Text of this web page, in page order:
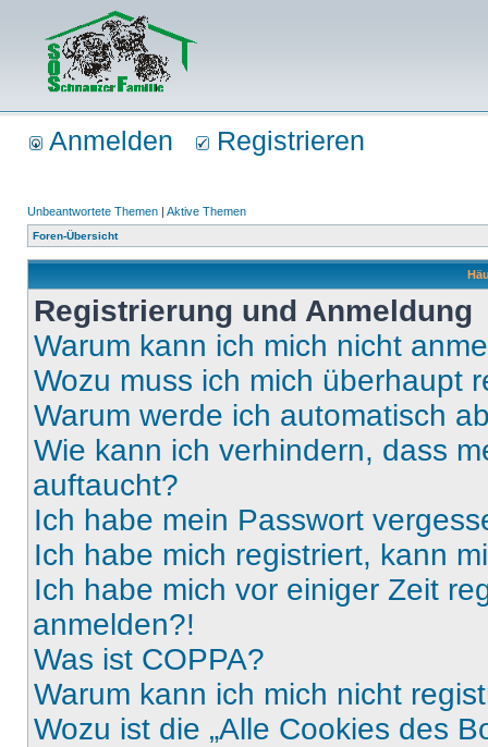
Anmelden Registrieren
Unbeantwortete Themen | Aktive Themen
Foren-Übersicht
Registrierung und Anmeldung
Warum kann ich mich nicht
Wozu muss ich mich überhaupt
Warum werde ich automatisch
Wie kann ich verhindern, dass
auftaucht?
Ich habe mein Passwort
Ich habe mich registriert, kann
Ich habe mich vor einiger Zeit
anmelden?!
Was ist COPPA?
Warum kann ich mich nicht
Wozu ist die „Alle Cookies des